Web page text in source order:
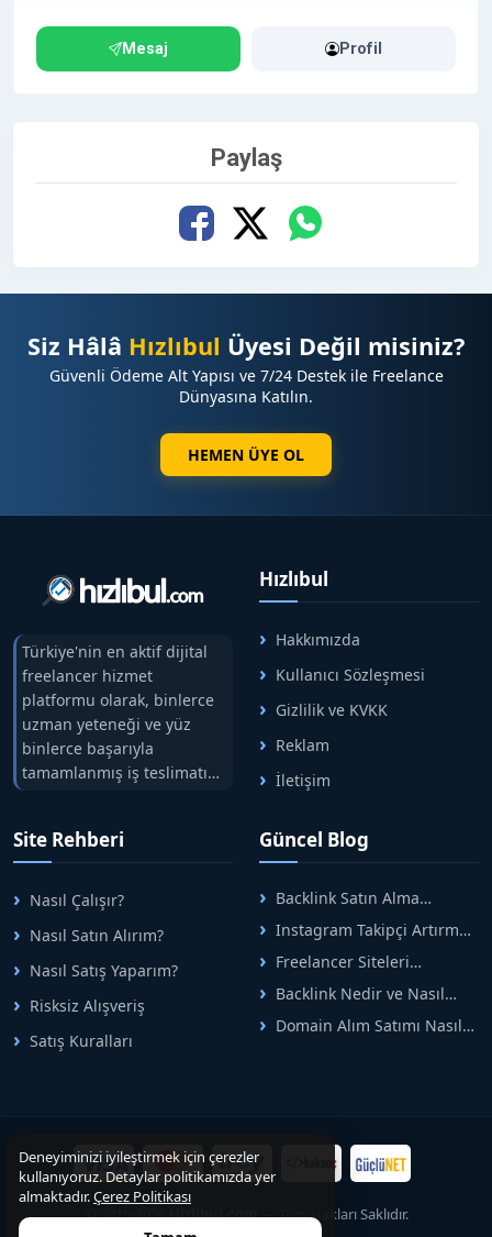
Mesaj Profil
Paylaş
Siz Hâlâ Hızlıbul Üyesi Değil misiniz?
Güvenli Ödeme Alt Yapısı ve 7/24 Destek ile Freelance
Dünyasına Katılın.
HEMEN ÜYE OL
Türkiye'nin en aktif dijital
freelancer hizmet
platformu olarak, binlerce
uzman yeteneği ve yüz
binlerce başarıyla
tamamlanmış iş teslimatını
tek çatıda buluşturuyoruz.
arasındaki süreci risksiz
alışveriş sistemi ile koruyan
ticaretin güvenli
adreslerinden birisidir.
Hızlıbul
Hakkımızda
Kullanıcı Sözleşmesi
Gizlilik ve KVKK
Reklam
İletişim
Site Rehberi
Nasıl Çalışır?
Nasıl Satın Alırım?
Nasıl Satış Yaparım?
Risksiz Alışveriş
Satış Kuralları
Güncel Blog
Backlink Satın Alma
Rehberi: Güvenli SEO İçin
Doğru Adımlar
Instagram Takipçi Artırma
Yöntemleri: Organik Büyüme
Rehberi
Freelancer Siteleri
Arasında Doğru Seçim Nasıl
Yapılır
Backlink Nedir ve Nasıl
Alınır? Etkili Yöntemler
Domain Alım Satımı Nasıl
© 2015-2026Hizlibul.com— Tüm Hakları Saklıdır.
Deneyiminizi iyileştirmek için çerezler
kullanıyoruz. Detaylar politikamızda yer
almaktadır.Çerez Politikası